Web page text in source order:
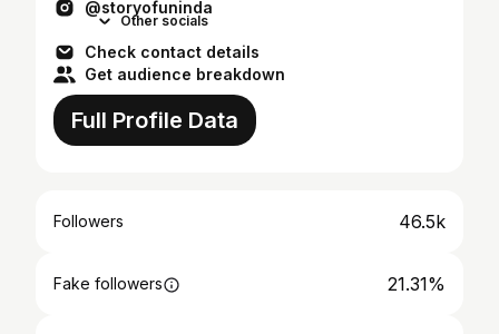
@storyofuninda
Other socials
Check contact details
Get audience breakdown
Full Profile Data
Followers 46.5k
Fake followers 21.31%